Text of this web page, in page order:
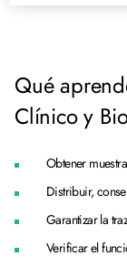
Qué
Clínico y
Obtener
Distribuir,
Garantizar la
Verificar el